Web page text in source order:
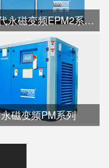
第五代永磁变频EPM2系列水冷
永磁变频PM系列